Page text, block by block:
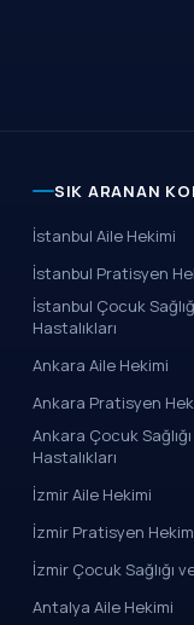
SIK ARANAN
İstanbul Aile Hekimi
İstanbul Pratisyen
İstanbul Çocuk
Hastalıkları
Ankara Aile Hekimi
Ankara Pratisyen
Ankara Çocuk
Hastalıkları
İzmir Aile Hekimi
İzmir Pratisyen Hekim
İzmir Çocuk Sağlığı
Antalya Aile Hekimi